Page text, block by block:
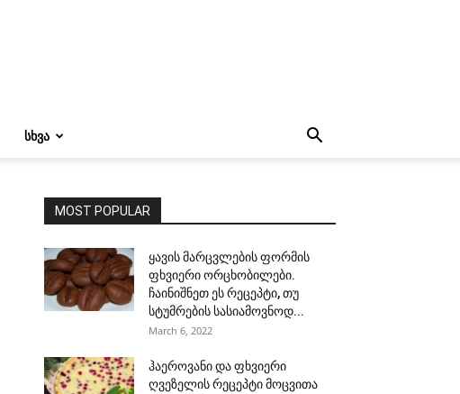
ᲡᲮᲕᲐ
MOST POPULAR
ყავის მარცვლების ფორმის
ფხვიერი ორცხობილები.
ჩაინიშნეთ ეს რეცეპტი, თუ
სტუმრების სასიამოვნოდ...
March 6, 2022
ჰაეროვანი და ფხვიერი
ღვეზელის რეცეპტი მოცვითა